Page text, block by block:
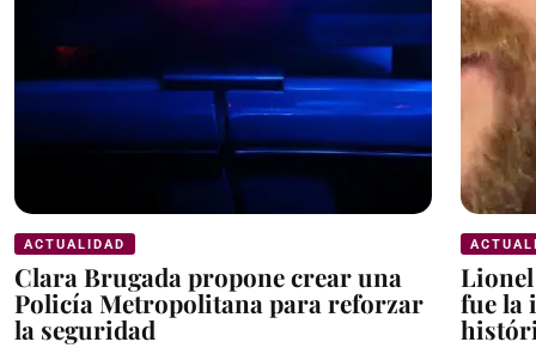
ACTUALIDAD
Clara Brugada propone crear una
Policía Metropolitana para reforzar
la seguridad
fue la